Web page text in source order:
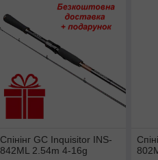
Спінінг GC Inquisitor INS-
842ML 2.54m 4-16g